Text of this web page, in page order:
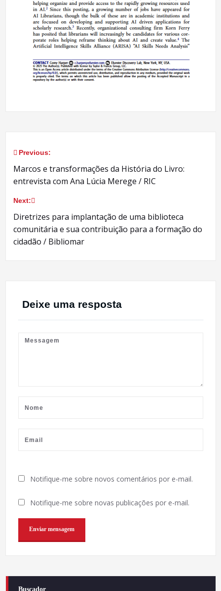
Navegação
de
Post
Previous:
Marcos e transformações da História do Livro:
entrevista com Ana Lúcia Merege / RIC
Next:
Diretrizes para implantação de uma biblioteca
comunitária e sua contribuição para a formação do
cidadão / Bibliomar
Deixe uma resposta
Notifique-me sobre novos comentários por e-mail.
Notifique-me sobre novas publicações por e-mail.
Buscador